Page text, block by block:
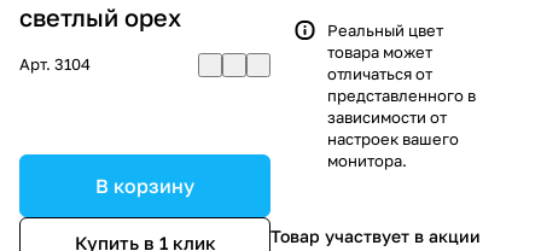
светлый орех
Арт. 3104
В корзину
Купить в 1 клик
Реальный цвет
товара может
отличаться от
представленного в
зависимости от
настроек вашего
монитора.
Товар участвует в акции